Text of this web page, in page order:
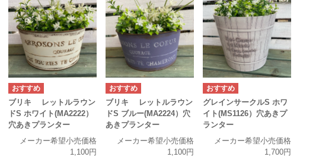
ブリキ レットルラウン
ドS ホワイト(MA2222）
穴あきプランター
メーカー希望小売価格
1,100円
ブリキ レットルラウン
ドS ブルー(MA2224）穴
あきプランター
メーカー希望小売価格
1,100円
グレインサークルS ホワ
イト(MS1126）穴あきプ
ランター
メーカー希望小売価格
1,700円